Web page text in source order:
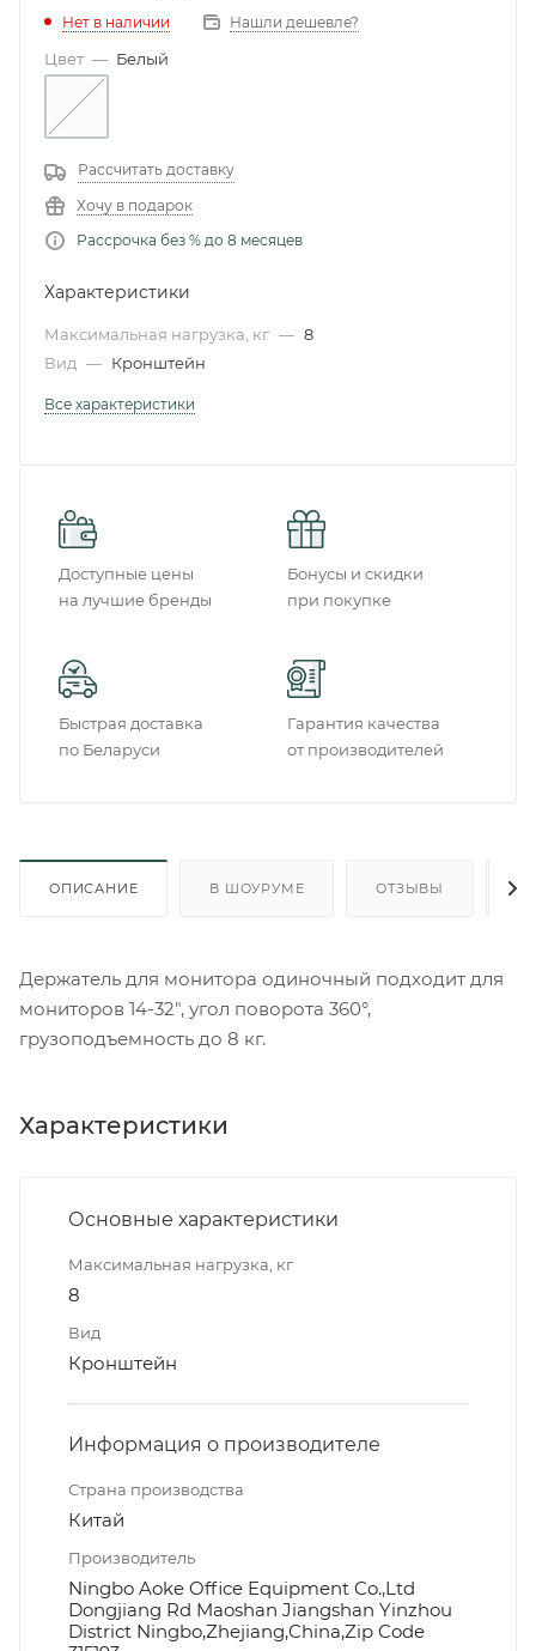
Нет в наличии Нашли дешевле?
Цвет — Белый
Рассчитать доставку
Хочу в подарок
Рассрочка без % до 8 месяцев
Характеристики
Максимальная нагрузка, кг — 8
Вид — Кронштейн
Все характеристики
Доступные цены
на лучшие бренды
Бонусы и скидки
при покупке
Быстрая доставка
по Беларуси
Гарантия качества
от производителей
ОПИСАНИЕ В ШОУРУМЕ ОТЗЫВЫ
Держатель для монитора одиночный подходит для
мониторов 14-32", угол поворота 360°,
грузоподъемность до 8 кг.
Характеристики
Основные характеристики
Максимальная нагрузка, кг
8
Вид
Кронштейн
Информация о производителе
Страна производства
Китай
Производитель
Ningbo Aoke Office Equipment Co.,Ltd
Dongjiang Rd Maoshan Jiangshan Yinzhou
District Ningbo,Zhejiang,China,Zip Code